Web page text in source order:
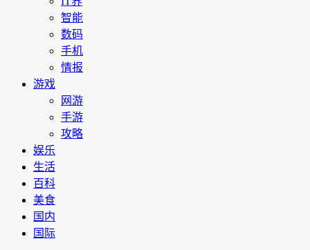
智能
数码
手机
情报
游戏
网游
手游
攻略
娱乐
生活
百科
美食
国内
国际